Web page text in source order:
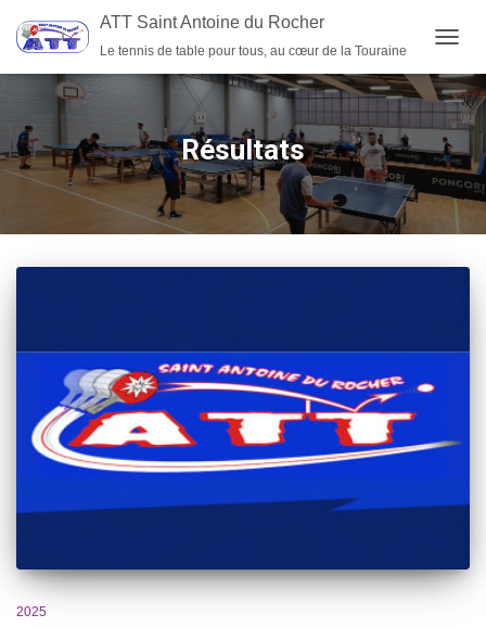
ATT Saint Antoine du Rocher
Le tennis de table pour tous, au cœur de la Touraine
Résultats
2025